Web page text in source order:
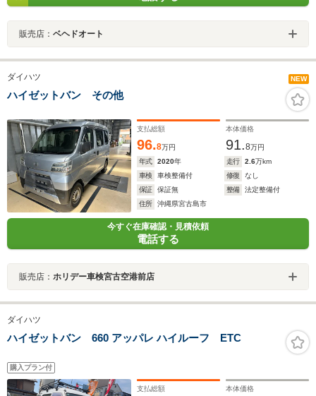
販売店： ベヘドオート
ダイハツ NEW
ハイゼットバン その他
支払総額
96.8万円
本体価格
91.8万円
年式
2020年 走行 2.6万km
車検
車検整備付 修復
なし
保証
保証無 整備
法定整備付
住所
沖縄県宮古島市
今すぐ在庫確認・見積依頼
電話する
販売店： ホリデー車検宮古空港前店
ダイハツ
ハイゼットバン 660 アッパレ ハイルーフ ETC
購入プラン付
支払総額 本体価格